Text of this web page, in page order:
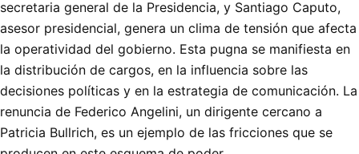
secretaria general de la Presidencia, y Santiago Caputo,
asesor presidencial, genera un clima de tensión que afecta
la operatividad del gobierno. Esta pugna se manifiesta en
la distribución de cargos, en la influencia sobre las
decisiones políticas y en la estrategia de comunicación. La
renuncia de Federico Angelini, un dirigente cercano a
Patricia Bullrich, es un ejemplo de las fricciones que se